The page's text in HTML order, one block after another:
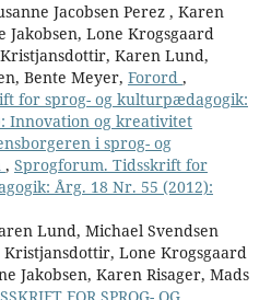
Jacobsen Perez , Karen
Jakobsen, Lone Krogsgaard
Karen Lund,
Bente Meyer, Forord ,
for sprog- og kulturpædagogik:
Innovation og kreativitet
i sprog- og
, Sprogforum. Tidsskrift for
Årg. 18 Nr. 55 (2012):
Lund, Michael Svendsen
Lone Krogsgaard
Jakobsen, Karen Risager, Mads